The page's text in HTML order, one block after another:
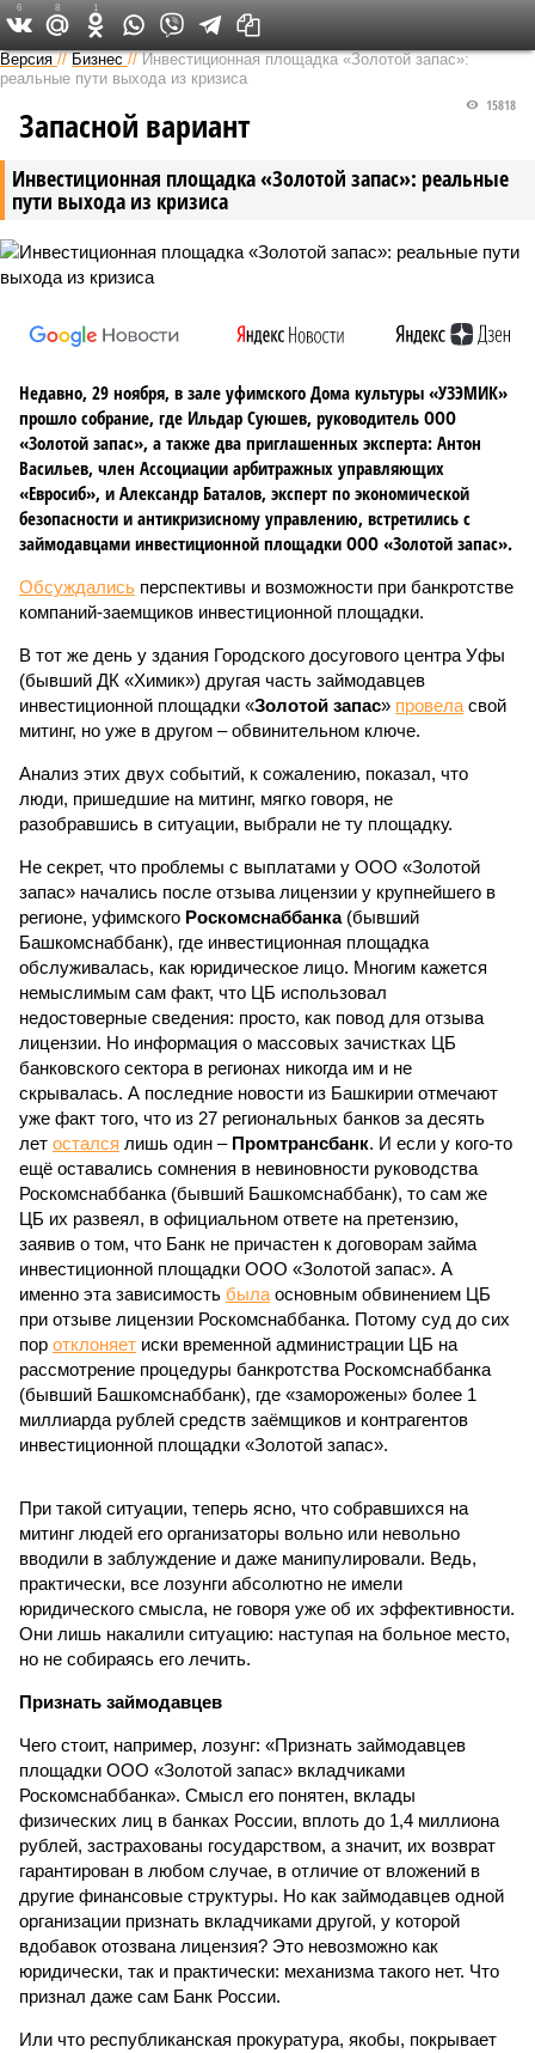
Версия в Башкирии
Версия //Бизнес //Инвестиционная площадка «Золотой запас»:
реальные пути выхода из кризиса
Инвестиционная площадка «Золотой запас»: реальные
пути выхода из кризиса
15818
Запасной вариант
Недавно, 29 ноября, в зале уфимского Дома культуры «УЗЭМИК»
прошло собрание, где Ильдар Суюшев, руководитель ООО
«Золотой запас», а также два приглашенных эксперта: Антон
Васильев, член Ассоциации арбитражных управляющих
«Евросиб», и Александр Баталов, эксперт по экономической
безопасности и антикризисному управлению, встретились с
займодавцами инвестиционной площадки ООО «Золотой запас».
Обсуждались перспективы и возможности при банкротстве
компаний-заемщиков инвестиционной площадки.
В тот же день у здания Городского досугового центра Уфы
(бывший ДК «Химик») другая часть займодавцев
инвестиционной площадки «Золотой запас» провела свой
митинг, но уже в другом – обвинительном ключе.
Анализ этих двух событий, к сожалению, показал, что
люди, пришедшие на митинг, мягко говоря, не
разобравшись в ситуации, выбрали не ту площадку.
Не секрет, что проблемы с выплатами у ООО «Золотой
запас» начались после отзыва лицензии у крупнейшего в
регионе, уфимского Роскомснаббанка(бывший
Башкомснаббанк), где инвестиционная площадка
обслуживалась, как юридическое лицо. Многим кажется
немыслимым сам факт, что ЦБ использовал
недостоверные сведения: просто, как повод для отзыва
лицензии. Но информация о массовых зачистках ЦБ
банковского сектора в регионах никогда им и не
скрывалась. А последние новости из Башкирии отмечают
уже факт того, что из 27 региональных банков за десять
лет остался лишь один – Промтрансбанк. И если у кого-то
ещё оставались сомнения в невиновности руководства
Роскомснаббанка (бывший Башкомснаббанк), то сам же
ЦБ их развеял, в официальном ответе на претензию,
заявив о том, что Банк не причастен к договорам займа
инвестиционной площадки ООО «Золотой запас». А
именно эта зависимость была основным обвинением ЦБ
при отзыве лицензии Роскомснаббанка. Потому суд до сих
пор отклоняет иски временной администрации ЦБ на
рассмотрение процедуры банкротства Роскомснаббанка
(бывший Башкомснаббанк), где «заморожены» более 1
миллиарда рублей средств заёмщиков и контрагентов
инвестиционной площадки «Золотой запас».
При такой ситуации, теперь ясно, что собравшихся на
митинг людей его организаторы вольно или невольно
вводили в заблуждение и даже манипулировали. Ведь,
практически, все лозунги абсолютно не имели
юридического смысла, не говоря уже об их эффективности.
Они лишь накалили ситуацию: наступая на больное место,
но не собираясь его лечить.
Признать займодавцев
Чего стоит, например, лозунг: «Признать займодавцев
площадки ООО «Золотой запас» вкладчиками
Роскомснаббанка». Смысл его понятен, вклады
физических лиц в банках России, вплоть до 1,4 миллиона
рублей, застрахованы государством, а значит, их возврат
гарантирован в любом случае, в отличие от вложений в
другие финансовые структуры. Но как займодавцев одной
организации признать вкладчиками другой, у которой
вдобавок отозвана лицензия? Это невозможно как
юридически, так и практически: механизма такого нет. Что
признал даже сам Банк России.
Или что республиканская прокуратура, якобы, покрывает
6 8 1